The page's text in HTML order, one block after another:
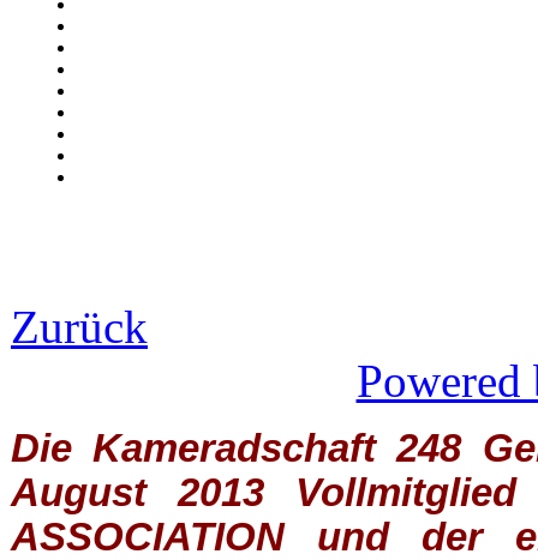
Zurück
Die Kameradschaft 248
August 2013
ASSOCIATIONund der